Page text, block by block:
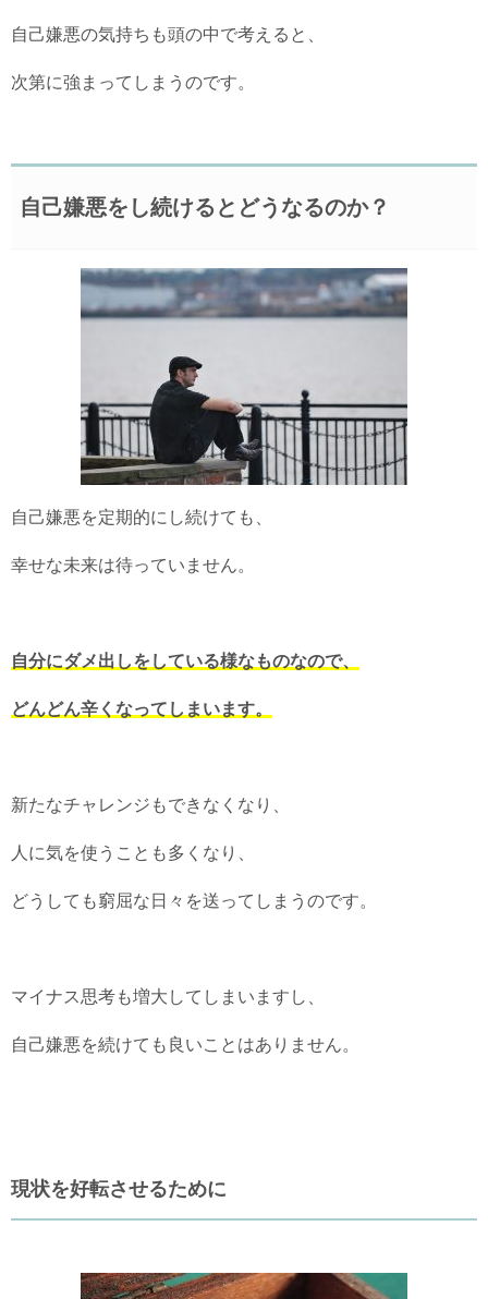
自己嫌悪の気持ちも頭の中で考えると、
次第に強まってしまうのです。
自己嫌悪をし続けるとどうなるのか？
自己嫌悪を定期的にし続けても、
幸せな未来は待っていません。
自分にダメ出しをしている様なものなので、
どんどん辛くなってしまいます。
新たなチャレンジもできなくなり、
人に気を使うことも多くなり、
どうしても窮屈な日々を送ってしまうのです。
マイナス思考も増大してしまいますし、
自己嫌悪を続けても良いことはありません。
現状を好転させるために